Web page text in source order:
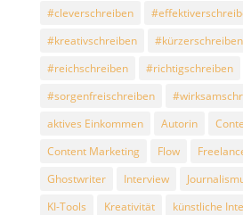
#cleverschreiben
#kreativschreiben
#kürzerschreiben
#reichschreiben
#richtigschreiben
#sorgenfreischreiben
aktives Einkommen
Autorin
Content Marketing
Flow
Ghostwriter
Interview
KI-Tools
Kreativität künstliche